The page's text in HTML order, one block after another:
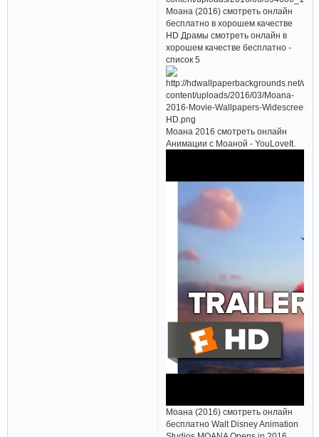
Моана (2016) смотреть онлайн
бесплатно в хорошем качестве
HD Драмы смотреть онлайн в
хорошем качестве бесплатно -
список 5
Моана 2016 смотреть онлайн
Анимации с Моаной - YouLoveIt.
Моана (2016) смотреть онлайн
бесплатно Walt Disney Animation